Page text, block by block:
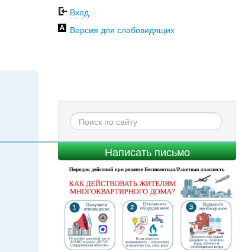
Вход
Версия для слабовидящих
Написать письмо